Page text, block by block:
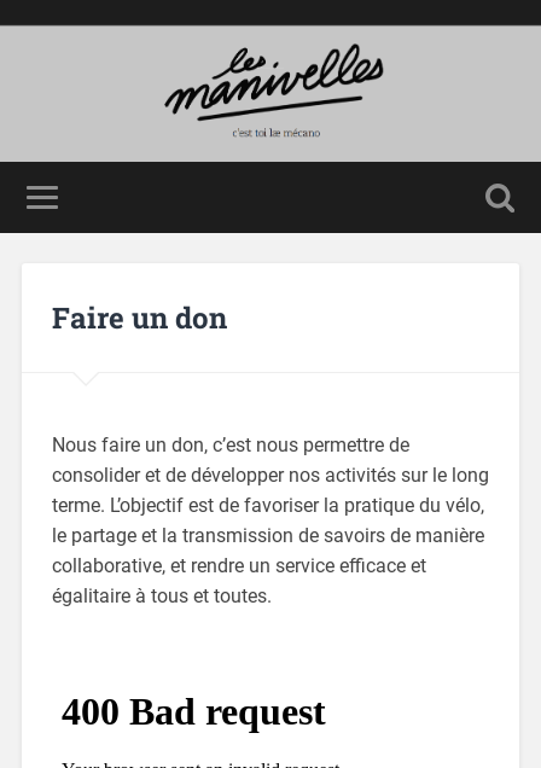
Faire un don
Nous faire un don, c’est nous permettre de
consolider et de développer nos activités sur le long
terme. L’objectif est de favoriser la pratique du vélo,
le partage et la transmission de savoirs de manière
collaborative, et rendre un service efficace et
égalitaire à tous et toutes.